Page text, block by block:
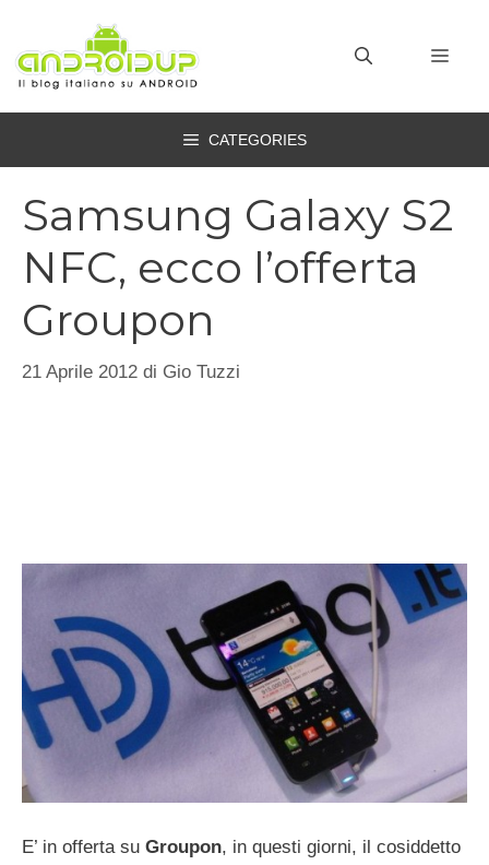
contenuto
CATEGORIES
Samsung Galaxy S2
NFC, ecco l’offerta
Groupon
21 Aprile 2012 di Gio Tuzzi
E’ in offerta su Groupon, in questi giorni, il cosiddetto